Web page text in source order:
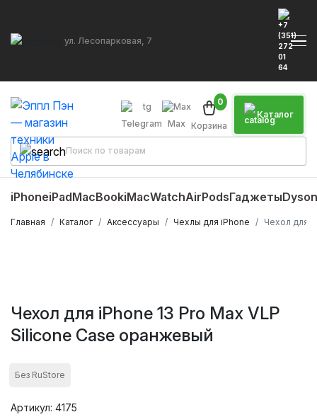
ул. Лесопарковая, 7
Каталог
Telegram Max Корзина
0
iPhoneiPadMacBookiMacWatchAirPodsГаджетыDyson
Главная Каталог Аксессуары Чехлы для iPhone Чехол для
Чехол для iPhone 13 Pro Max VLP
Silicone Case оранжевый
Без RuStore
Артикул: 4175